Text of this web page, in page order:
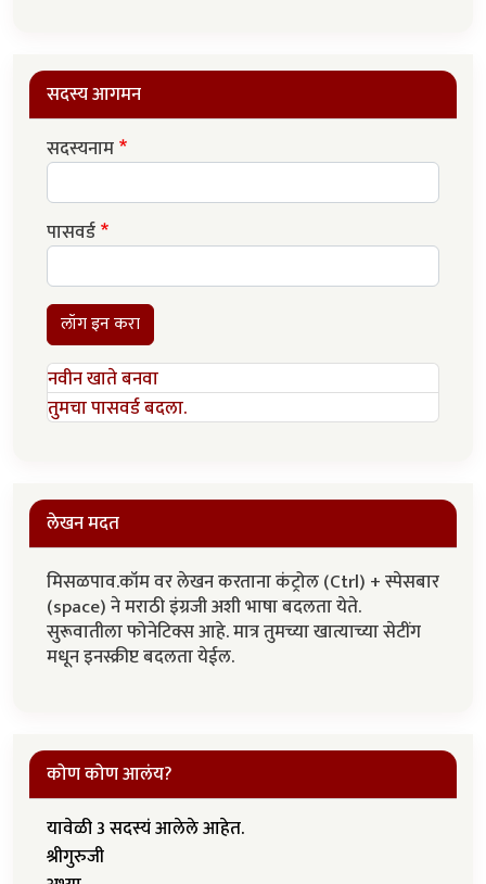
सदस्य आगमन
सदस्यनाम
पासवर्ड
लॉग इन करा
नवीन खाते बनवा
तुमचा पासवर्ड बदला.
लेखन मदत
मिसळपाव.कॉम वर लेखन करताना कंट्रोल (Ctrl) + स्पेसबार
(space) ने मराठी इंग्रजी अशी भाषा बदलता येते.
सुरूवातीला फोनेटिक्स आहे. मात्र तुमच्या खात्याच्या सेटींग
मधून इनस्क्रीप्ट बदलता येईल.
कोण कोण आलंय?
यावेळी 3 सदस्यं आलेले आहेत.
श्रीगुरुजी